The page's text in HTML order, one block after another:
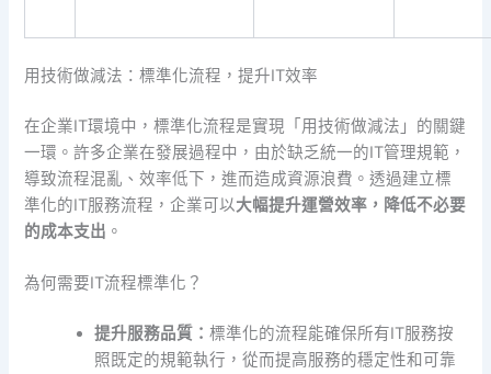
用技術做減法：標準化流程，提升IT效率
在企業IT環境中，標準化流程是實現「用技術做減法」的關鍵
一環。許多企業在發展過程中，由於缺乏統一的IT管理規範，
導致流程混亂、效率低下，進而造成資源浪費。透過建立標
準化的IT服務流程，企業可以大幅提升運營效率，降低不必要
的成本支出 。
為何需要IT流程標準化？
提升服務品質：標準化的流程能確保所有IT服務按
照既定的規範執行，從而提高服務的穩定性和可靠